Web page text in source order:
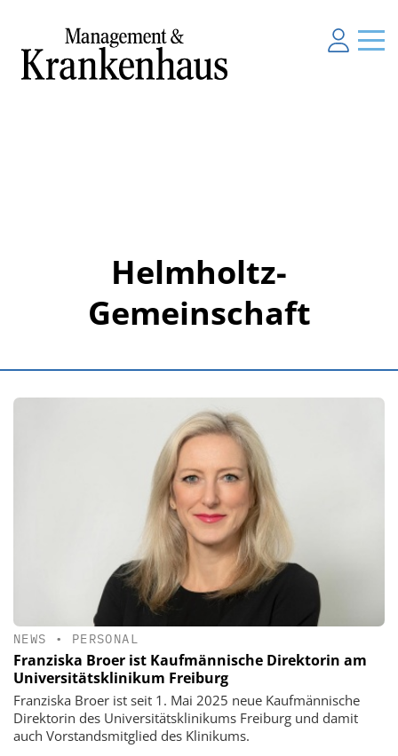
Helmholtz-
Gemeinschaft
NEWS • PERSONAL
Franziska Broer ist Kaufmännische Direktorin am
Universitätsklinikum Freiburg
Franziska Broer ist seit 1. Mai 2025 neue Kaufmännische
Direktorin des Universitätsklinikums Freiburg und damit
auch Vorstandsmitglied des Klinikums.